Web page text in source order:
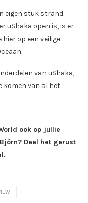
eigen stuk strand.
uShaka open is, is er
op een veilige
van uShaka,
komen van al het
ook op jullie
Deel het gerust